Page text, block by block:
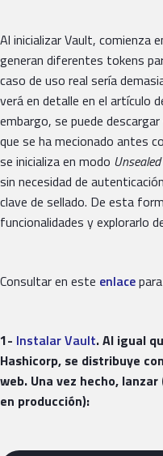
Al inicializar Vault, comienza
generan diferentes tokens
caso de uso real sería
verá en detalle en el artículo
embargo, se puede
que se ha mecionado antes
se inicializa en modo Unsealed
sin necesidad de
clave de sellado. De esta
funcionalidades y explorarlo
Consultar en este enlace
1- Instalar Vault. Al igual
Hashicorp, se distribuye
web. Una vez hecho,
en producción):